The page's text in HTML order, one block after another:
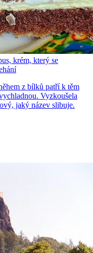
krém, který se
z bílků patří k těm
Vyzkoušela
jaký název slibuje.